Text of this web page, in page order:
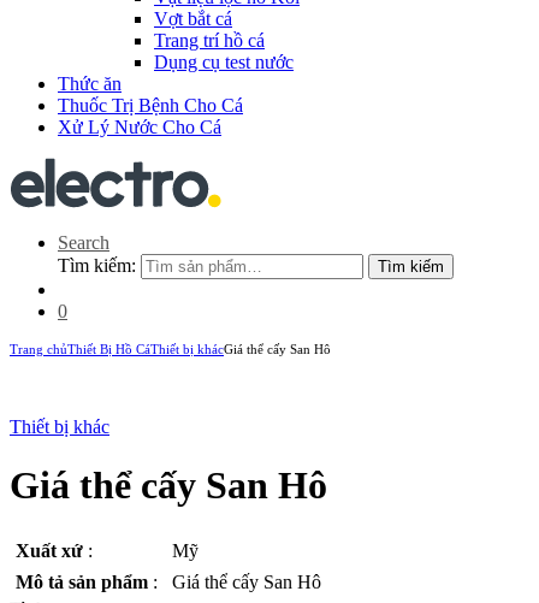
Vợt bắt cá
Trang trí hồ cá
Dụng cụ test nước
Thức ăn
Thuốc Trị Bệnh Cho Cá
Xử Lý Nước Cho Cá
Search
Tìm kiếm:
Tìm kiếm
0
Trang chủThiết Bị Hồ CáThiết bị khácGiá thể cấy San Hô
New
Thiết bị khác
Giá thể cấy San Hô
Xuất xứ :
Mỹ
Mô tả sản phẩm :
Giá thể cấy San Hô